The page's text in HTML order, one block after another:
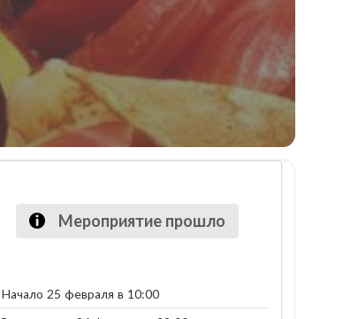
Мероприятие прошло
Начало 25 февраля в 10:00